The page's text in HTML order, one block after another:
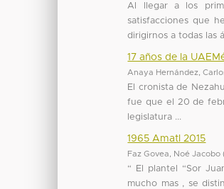
Al llegar a los
satisfacciones que
dirigirnos a todas las
17 años de la
Anaya Hernández,
El cronista de
fue que el 20 de
legislatura ...
1965 Amatl 2015
Faz Govea, Noé Jacobo
“ El plantel “Sor
mucho mas , se